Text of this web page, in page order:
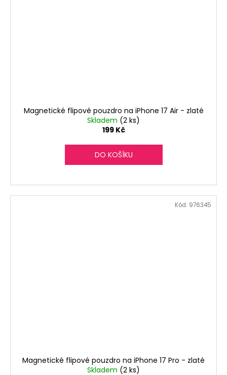
Magnetické flipové pouzdro na iPhone 17 Air - zlaté
Skladem (2 ks)
199 Kč
DO KOŠÍKU
Magnetické flipové pouzdro na iPhone 17 Pro - zlaté
Skladem (2 ks)
Kód: 976345